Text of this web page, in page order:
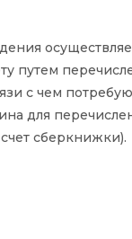
путем
с чем
для
сберкнижки).